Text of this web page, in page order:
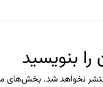
نخواهد شد.بخش‌های